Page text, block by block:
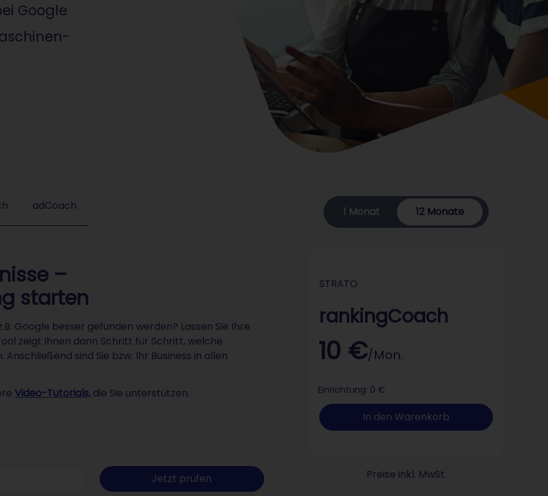
Google
adCoach
–
starten
Google besser gefunden werden? Lassen Sie Ihre
zeigt Ihnen dann Schritt für Schritt, welche
sind Sie bzw. Ihr Business in allen
Video-Tutorials, die Sie unterstützen.
1 Monat 12 Monate
STRATO
rankingCoach
10 €/Mon.
Einrichtung: 0 €
In den Warenkorb
Preise inkl. MwSt.